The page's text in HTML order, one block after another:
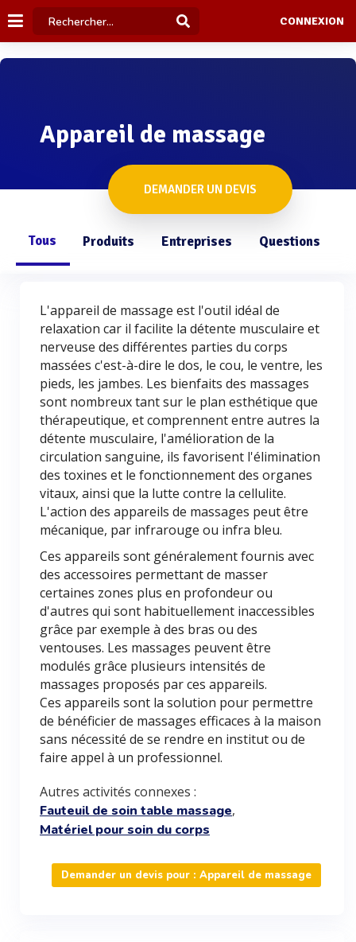
CONNEXION
Appareil de massage
DEMANDER UN DEVIS
Tous Produits Entreprises Questions
L'appareil de massage est l'outil idéal de
relaxation car il facilite la détente musculaire et
nerveuse des différentes parties du corps
massées c'est-à-dire le dos, le cou, le ventre, les
pieds, les jambes. Les bienfaits des massages
sont nombreux tant sur le plan esthétique que
thérapeutique, et comprennent entre autres la
détente musculaire, l'amélioration de la
circulation sanguine, ils favorisent l'élimination
des toxines et le fonctionnement des organes
vitaux, ainsi que la lutte contre la cellulite.
L'action des appareils de massages peut être
mécanique, par infrarouge ou infra bleu.
Ces appareils sont généralement fournis avec
des accessoires permettant de masser
certaines zones plus en profondeur ou
d'autres qui sont habituellement inaccessibles
grâce par exemple à des bras ou des
ventouses. Les massages peuvent être
modulés grâce plusieurs intensités de
massages proposés par ces appareils.
Ces appareils sont la solution pour permettre
de bénéficier de massages efficaces à la maison
sans nécessité de se rendre en institut ou de
faire appel à un professionnel.
Autres activités connexes :
Fauteuil de soin table massage,
Matériel pour soin du corps
Demander un devis pour : Appareil de massage